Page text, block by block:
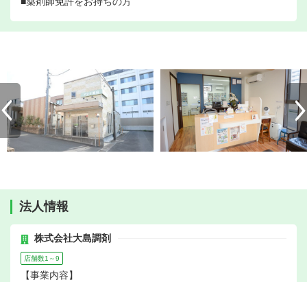
法人情報
株式会社大島調剤
店舗数1～9
【事業内容】